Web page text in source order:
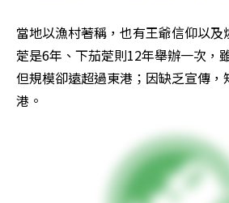
當地以漁村著稱，也有王爺信仰以
萣是6年、下茄萣則12年舉辦一次，
但規模卻遠超過東港；因缺乏宣傳，
港。